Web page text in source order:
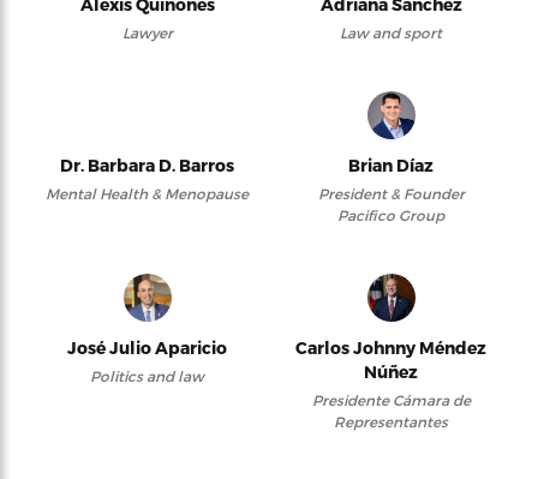
Alexis Quiñones
Lawyer
Adriana Sanchez
Law and sport
Dr. Barbara D. Barros
Mental Health & Menopause
Brian Díaz
President & Founder
Pacifico Group
José Julio Aparicio
Politics and law
Carlos Johnny Méndez
Núñez
Presidente Cámara de
Representantes